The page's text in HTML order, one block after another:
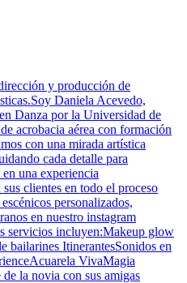
y producción de
Daniela Acevedo,
Danza por la Universidad de
acrobacia aérea con formación
con una mirada artística
cada detalle para
una experiencia
clientes en todo el proceso
personalizados,
en nuestro instagram
servicios incluyen:Makeup glow
bailarines ItinerantesSonidos en
VivaMagia
la novia con sus amigas